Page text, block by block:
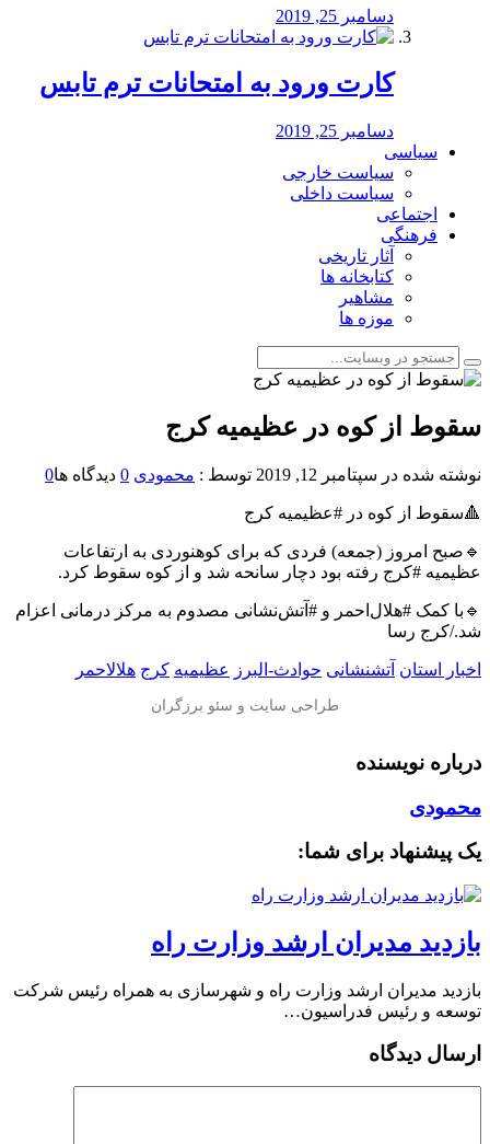
دسامبر 25, 2019
کارت ورود به امتحانات ترم تابس
دسامبر 25, 2019
سیاسی
سیاست خارجی
سیاست داخلی
اجتماعی
فرهنگی
آثار تاریخی
کتابخانه ها
مشاهیر
موزه ها
سقوط از کوه در عظیمیه کرج
نوشته شده در سپتامبر 12, 2019 توسط : محمودی 0 دیدگاه ها0
🔺سقوط از کوه در #عظیمیه کرج
🔹صبح امروز (جمعه) فردی که برای کوهنوردی به ارتفاعات
عظیمیه #کرج رفته بود دچار سانحه شد و از کوه سقوط کرد.
🔹با کمک #هلال‌احمر و #آتش‌نشانی مصدوم به مرکز درمانی اعزام
شد./کرج رسا
اخبار استان آتشنشانی حوادث-البرز عظیمیه کرج هلالاحمر
درباره نویسنده
محمودی
یک پیشنهاد برای شما:
بازدید مدیران ارشد وزارت راه
بازدید مدیران ارشد وزارت راه و شهرسازی به همراه رئیس شرکت
توسعه و رئیس فدراسیون…
ارسال دیدگاه